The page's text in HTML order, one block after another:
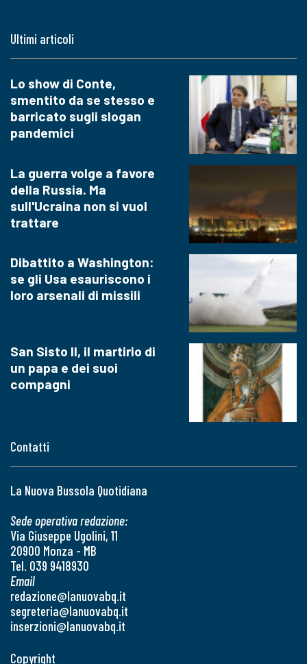
Contatti
La Nuova Bussola Quotidiana
Sede operativa redazione:
Via Giuseppe Ugolini, 11
20900 Monza - MB
Tel. 039 9418930
Email
redazione@lanuovabq.it
segreteria@lanuovabq.it
inserzioni@lanuovabq.it
Ultimi articoli
Lo show di Conte,
smentito da se stesso e
barricato sugli slogan
pandemici
La guerra volge a favore
della Russia. Ma
sull'Ucraina non si vuol
trattare
Dibattito a Washington:
se gli Usa esauriscono i
loro arsenali di missili
San Sisto II, il martirio di
un papa e dei suoi
compagni
Copyright